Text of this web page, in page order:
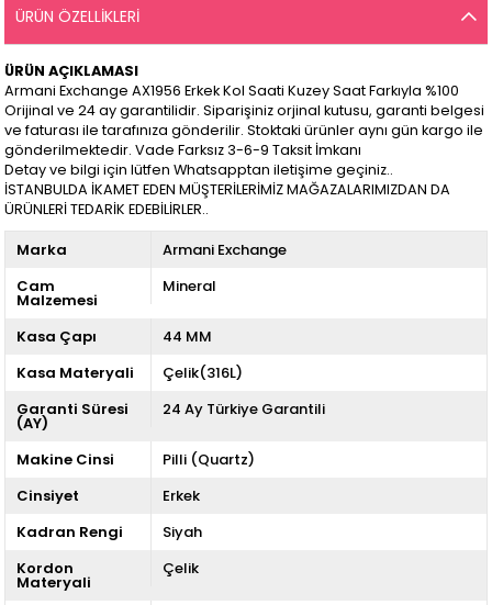
ÜRÜN ÖZELLIKLERI
ÜRÜN AÇIKLAMASI
Armani Exchange AX1956 Erkek Kol Saati Kuzey Saat Farkıyla %100
Orijinal ve 24 ay garantilidir. Siparişiniz orjinal kutusu, garanti belgesi
ve faturası ile tarafınıza gönderilir. Stoktaki ürünler aynı gün kargo ile
gönderilmektedir. Vade Farksız 3-6-9 Taksit İmkanı
Detay ve bilgi için lütfen Whatsapptan iletişime geçiniz..
İSTANBULDA İKAMET EDEN MÜŞTERİLERİMİZ MAĞAZALARIMIZDAN DA
ÜRÜNLERİ TEDARİK EDEBİLİRLER..
Marka
Armani Exchange
Cam
Malzemesi
Mineral
Kasa Çapı
44 MM
Kasa Materyali
Çelik(316L)
Garanti Süresi
(AY)
24 Ay Türkiye Garantili
Makine Cinsi
Pilli (Quartz)
Cinsiyet
Erkek
Kadran Rengi
Siyah
Kordon
Materyali
Çelik